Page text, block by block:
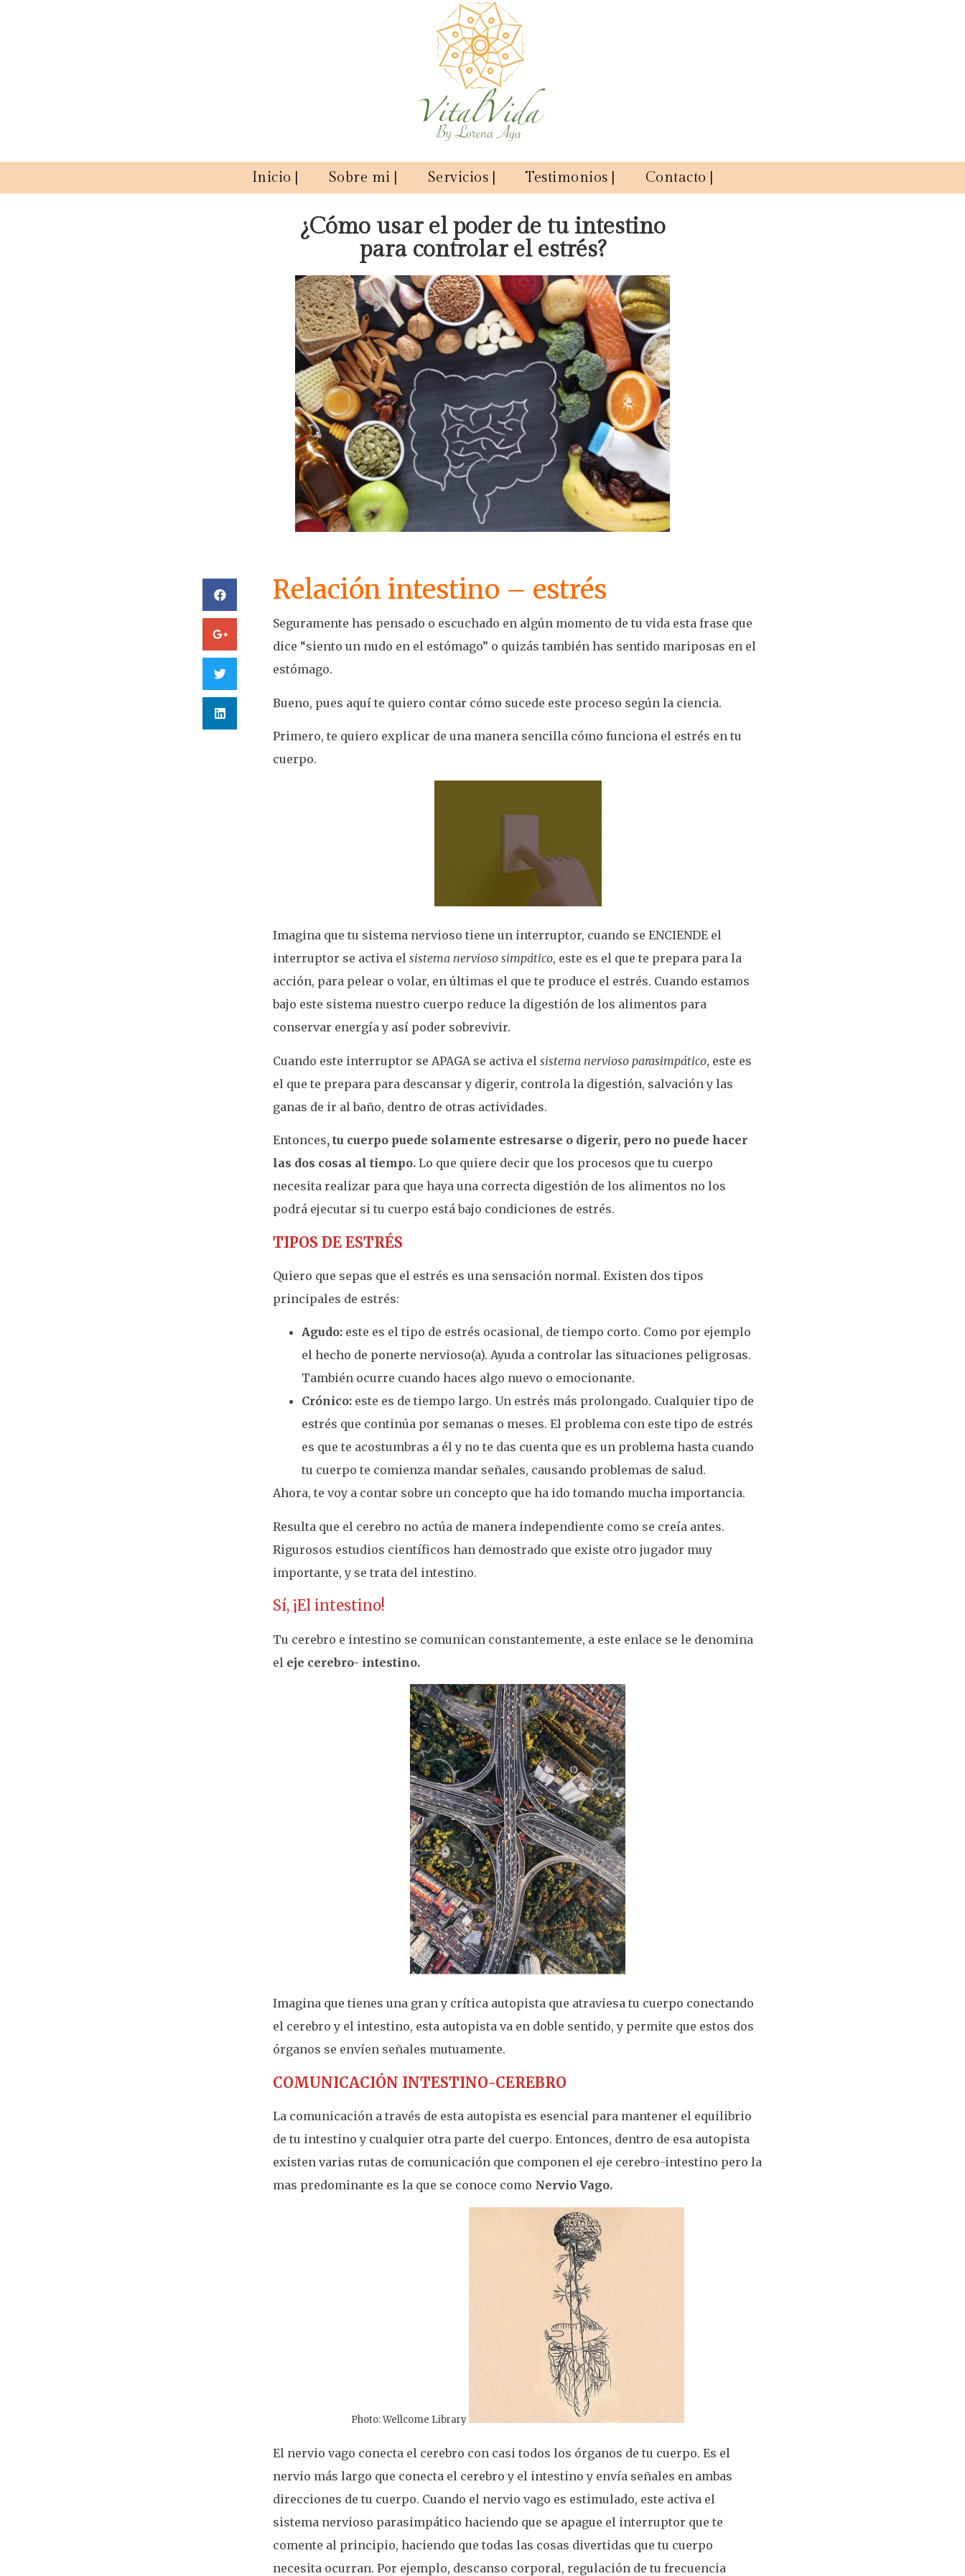
Inicio | Sobre mi | Servicios | Testimonios | Contacto |
¿Cómo usar el poder de tu intestino
para controlar el estrés?
Relación intestino – estrés
Seguramente has pensado o escuchado en algún momento de tu vida esta frase que
dice “siento un nudo en el estómago” o quizás también has sentido mariposas en el
estómago.
Bueno, pues aquí te quiero contar cómo sucede este proceso según la ciencia.
Primero, te quiero explicar de una manera sencilla cómo funciona el estrés en tu
cuerpo.
Imagina que tu sistema nervioso tiene un interruptor, cuando se ENCIENDE el
interruptor se activa el sistema nervioso simpático, este es el que te prepara para la
acción, para pelear o volar, en últimas el que te produce el estrés. Cuando estamos
bajo este sistema nuestro cuerpo reduce la digestión de los alimentos para
conservar energía y así poder sobrevivir.
Cuando este interruptor se APAGA se activa el sistema nervioso parasimpático, este es
el que te prepara para descansar y digerir, controla la digestión, salvación y las
ganas de ir al baño, dentro de otras actividades.
Entonces, tu cuerpo puede solamente estresarse o digerir, pero no puede hacer
las dos cosas al tiempo. Lo que quiere decir que los procesos que tu cuerpo
necesita realizar para que haya una correcta digestión de los alimentos no los
podrá ejecutar si tu cuerpo está bajo condiciones de estrés.
TIPOS DE ESTRÉS
Quiero que sepas que el estrés es una sensación normal. Existen dos tipos
principales de estrés:
Agudo: este es el tipo de estrés ocasional, de tiempo corto. Como por ejemplo
el hecho de ponerte nervioso(a). Ayuda a controlar las situaciones peligrosas.
También ocurre cuando haces algo nuevo o emocionante.
Crónico: este es de tiempo largo. Un estrés más prolongado. Cualquier tipo de
estrés que continúa por semanas o meses. El problema con este tipo de estrés
es que te acostumbras a él y no te das cuenta que es un problema hasta cuando
tu cuerpo te comienza mandar señales, causando problemas de salud.
Ahora, te voy a contar sobre un concepto que ha ido tomando mucha importancia.
Resulta que el cerebro no actúa de manera independiente como se creía antes.
Rigurosos estudios científicos han demostrado que existe otro jugador muy
importante, y se trata del intestino.
Sí, ¡El intestino!
Tu cerebro e intestino se comunican constantemente, a este enlace se le denomina
el eje cerebro- intestino.
Imagina que tienes una gran y crítica autopista que atraviesa tu cuerpo conectando
el cerebro y el intestino, esta autopista va en doble sentido, y permite que estos dos
órganos se envíen señales mutuamente.
COMUNICACIÓN INTESTINO-CEREBRO
La comunicación a través de esta autopista es esencial para mantener el equilibrio
de tu intestino y cualquier otra parte del cuerpo. Entonces, dentro de esa autopista
existen varias rutas de comunicación que componen el eje cerebro-intestino pero la
mas predominante es la que se conoce como Nervio Vago.
Photo: Wellcome Library
El nervio vago conecta el cerebro con casi todos los órganos de tu cuerpo. Es el
nervio más largo que conecta el cerebro y el intestino y envía señales en ambas
direcciones de tu cuerpo. Cuando el nervio vago es estimulado, este activa el
sistema nervioso parasimpático haciendo que se apague el interruptor que te
comente al principio, haciendo que todas las cosas divertidas que tu cuerpo
necesita ocurran. Por ejemplo, descanso corporal, regulación de tu frecuencia